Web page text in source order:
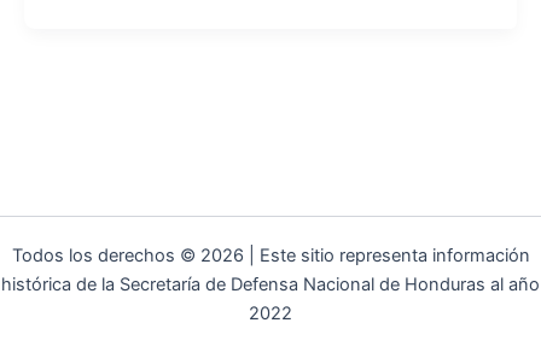
Todos los derechos © 2026 | Este sitio representa información
histórica de la Secretaría de Defensa Nacional de Honduras al año
2022